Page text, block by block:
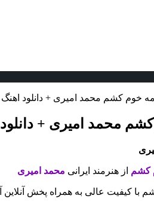
خوم کشم محمد امیری + دانلود اهنگ
محمد امیری +
کشم از هنرمند ایرانی محمد امیری
با کیفیت عالی به همراه پخش